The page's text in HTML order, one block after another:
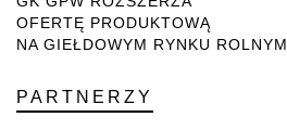
OFERTĘ PRODUKTOWĄ
NA GIEŁDOWYM RYNKU ROLNYM
PARTNERZY